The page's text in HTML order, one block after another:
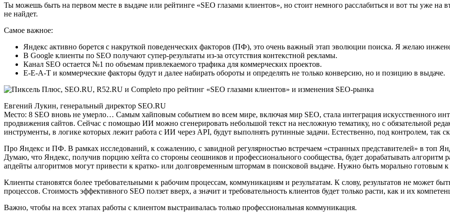
Ты можешь быть на первом месте в выдаче или рейтинге «SEO глазами клиентов», но стоит немного расслабиться и вот ты уже на
не найдет.
Самое важное:
Яндекс активно борется с накруткой поведенческих факторов (ПФ), это очень важный этап эволюции поиска. Я желаю
В Google клиенты по SEO получают супер-результаты из-за отсутствия контекстной рекламы.
Канал SEO остается №1 по объемам привлекаемого трафика для коммерческих проектов.
E-E-A-T и коммерческие факторы будут и далее набирать обороты и определять не только конверсию, но и позицию в выдаче.
Евгений Лукин, генеральный директор SEO.RU
Место: 8 SEO вновь не умерло… Самым хайповым событием во всем мире, включая мир SEO, стала интеграция искусственного
продвижения сайтов. Сейчас с помощью ИИ можно сгенерировать небольшой текст на несложную тематику, но с обязательной
инструменты, в логике которых лежит работа с ИИ через API, будут выполнять рутинные задачи. Естественно, под контролем, так
Про Яндекс и ПФ. В рамках исследований, к сожалению, с завидной регулярностью встречаем «странных представителей» в топ
Думаю, что Яндекс, получив порцию хейта со стороны сеошников и профессионального сообщества, будет дорабатывать
апдейты алгоритмов могут привести к кратко- или долговременным штормам в поисковой выдаче. Нужно быть морально готовым к
Клиенты становятся более требовательными к рабочим процессам, коммуникациям и результатам. К слову, результатов не может
процессов. Стоимость эффективного SEO ползет вверх, а значит и требовательность клиентов будет только расти, как и их
Важно, чтобы на всех этапах работы с клиентом выстраивалась только профессиональная коммуникация.